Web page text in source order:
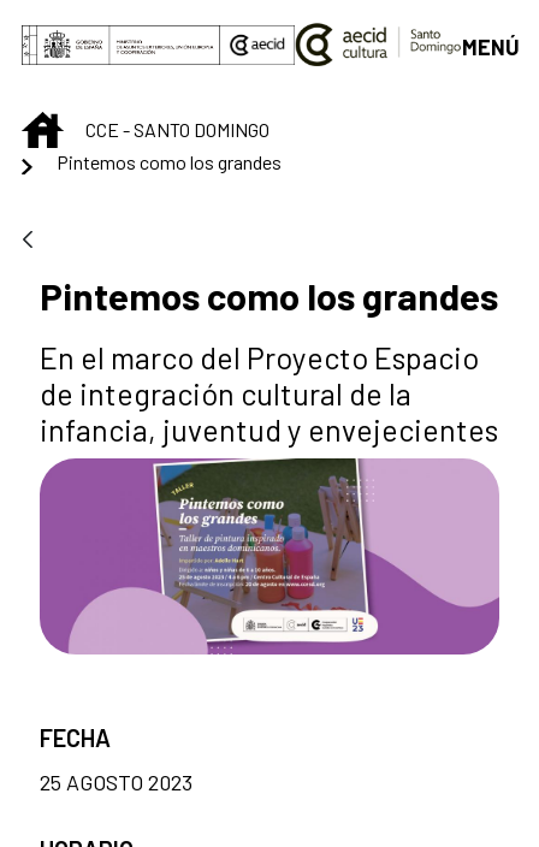
Saltar al contenido principal
MENÚ
INICIOCCE - SANTO DOMINGO
Pintemos como los grandes
Pintemos como los grandes
En el marco del Proyecto Espacio
de integración cultural de la
infancia, juventud y envejecientes
FECHA
25 AGOSTO 2023